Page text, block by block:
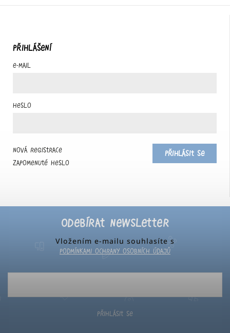
Odebírat newsletter
Vložením e-mailu souhlasíte s
podmínkami ochrany osobních údajů
Přihlásit se
PŘIHLÁŠENÍ
E-mail
Heslo
Přihlásit se
Nová registrace
Zapomenuté heslo